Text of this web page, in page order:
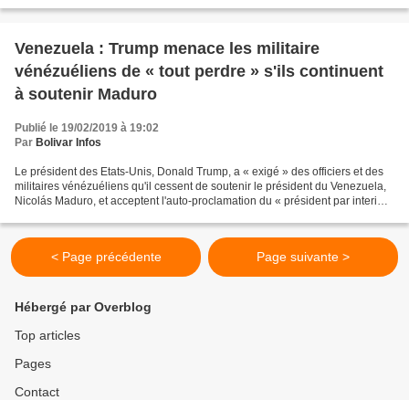
Venezuela : Trump menace les militaire
vénézuéliens de « tout perdre » s'ils continuent
à soutenir Maduro
Publié le 19/02/2019 à 19:02
Par Bolivar Infos
Le président des Etats-Unis, Donald Trump, a « exigé » des officiers et des
militaires vénézuéliens qu'il cessent de soutenir le président du Venezuela,
Nicolás Maduro, et acceptent l'auto-proclamation du « président par interim
< Page précédente Page suivante >
Hébergé par Overblog
Top articles
Pages
Contact